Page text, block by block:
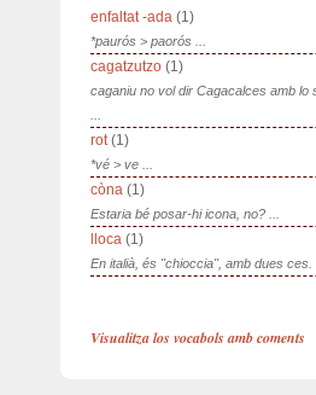
enfaltat -ada (1)
*paurós > paorós ...
cagatzutzo (1)
caganiu no vol dir Cagacalces amb lo
rot(1)
*vé > ve ...
còna (1)
Estaria bé posar-hi icona, no? ...
lloca (1)
En italià, és "chioccia", amb dues ces.
Visualitza los vocabols amb coments